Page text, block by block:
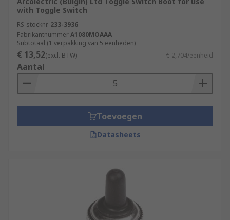
with Toggle Switch
RS-stocknr. 233-3936
FabrikantnummerA1080MOAAA
Subtotaal (1 verpakking van 5 eenheden)
€ 13,52(excl. BTW) € 2,704/eenheid
Aantal
Toevoegen
Datasheets